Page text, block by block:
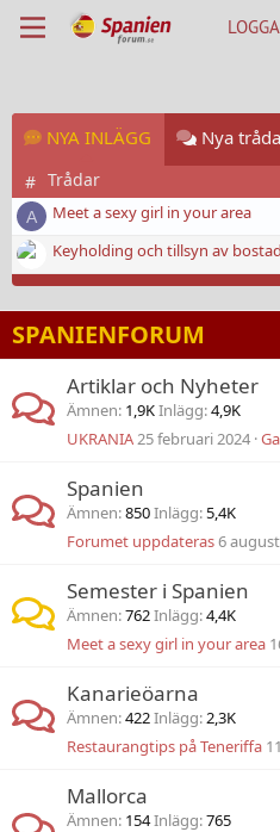
NYA INLÄGG Nya
# Trådar
A Meet a sexy girl in your area
Keyholding och tillsyn av bostad
SPANIENFORUM
Artiklar och Nyheter
Ämnen 1,9KInlägg 4,9K
UKRANIA25 februari 2024
Spanien
Ämnen 850Inlägg 5,4K
Forumet uppdateras6
Semester i Spanien
Ämnen 762Inlägg 4,4K
Meet a sexy girl in your area
Kanarieöarna
Ämnen 422Inlägg 2,3K
Restaurangtips på Teneriffa
Mallorca
Ämnen 154Inlägg 765